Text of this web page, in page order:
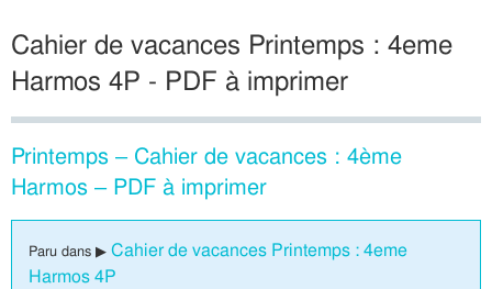
Cahier de vacances Printemps : 4eme
Harmos 4P - PDF à imprimer
Printemps – Cahier de vacances : 4ème
Harmos – PDF à imprimer
Paru dans ▶ Cahier de vacances Printemps : 4eme
Harmos 4P